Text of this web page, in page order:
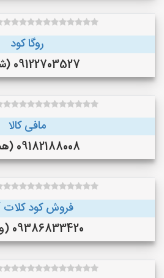
روگا کود
09122703527 (شهریار)
مافی کالا
09182188008 (همدان)
فروش کود
09386833420 (ورامین)